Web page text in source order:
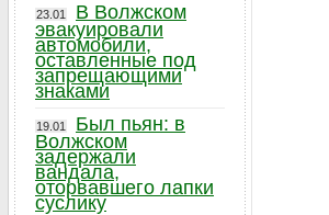
23.01
В Волжском
эвакуировали
автомобили,
оставленные под
запрещающими
знаками
19.01
Был пьян: в
Волжском
задержали
вандала,
оторвавшего лапки
суслику